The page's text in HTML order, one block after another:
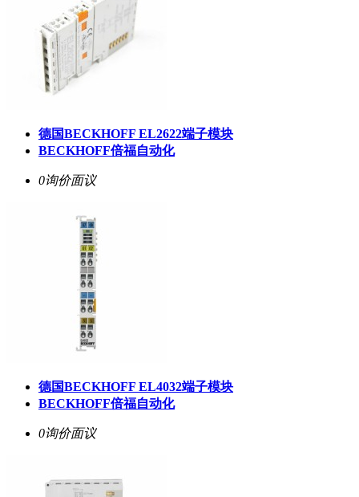
德国BECKHOFF EL2622端子模块
BECKHOFF倍福自动化
0询价面议
德国BECKHOFF EL4032端子模块
BECKHOFF倍福自动化
0询价面议